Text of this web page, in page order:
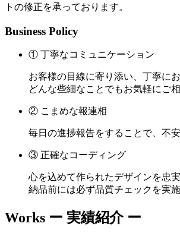
トの修正を承っております。
Business Policy
① 丁寧なコミュニケーション
お客様の目線に寄り添い、丁寧に
どんな些細なことでもお気軽にご
② こまめな報連相
毎日の進捗報告をすることで、不
③ 正確なコーディング
心を込めて作られたデザインを忠
納品前には必ず品質チェックを実
Works ー 実績紹介 ー